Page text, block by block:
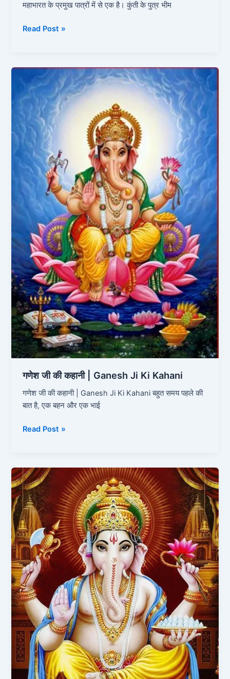
महाभारत के प्रमुख पात्रों में से एक है। कुंती के पुत्र भीम
Read Post »
गणेश जी की कहानी | Ganesh Ji Ki Kahani
गणेश जी की कहानी | Ganesh Ji Ki Kahani बहुत समय पहले की
बात है, एक बहन और एक भाई
गणेश
जी
की
कहानी
|
Ganesh
Ji
Ki
Kahani
Read Post »
गणेश
जी
की
कथा
|
Ganesh
Ji
Ki
Katha